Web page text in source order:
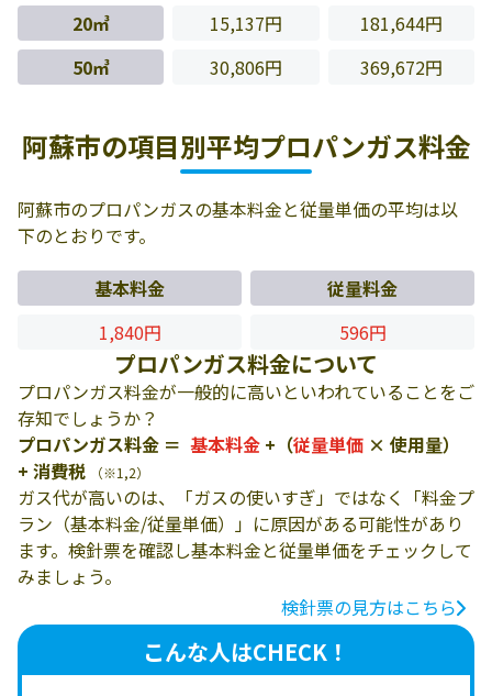
20㎥
15,137円
181,644円
50㎥
30,806円 369,672円
阿蘇市の項目別平均プロパンガス料金
阿蘇市のプロパンガスの基本料金と従量単価の平均は以
下のとおりです。
基本料金
従量料金
1,840円
596円
プロパンガス料金について
プロパンガス料金が一般的に高いといわれていることをご
存知でしょうか？
プロパンガス料金 ＝ 基本料金 +（従量単価 × 使用量）
+ 消費税
（※1,2）
ガス代が高いのは、「ガスの使いすぎ」ではなく「料金プ
ラン（基本料金/従量単価）」に原因がある可能性があり
ます。検針票を確認し基本料金と従量単価をチェックして
みましょう。
検針票の見方はこちら
こんな人はCHECK！